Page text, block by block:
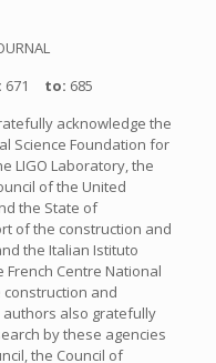
671 to: 685
acknowledge the
Science Foundation for
LIGO Laboratory, the
of the United
the State of
of the construction and
the Italian Istituto
French Centre National
and
also gratefully
by these agencies
the Council of